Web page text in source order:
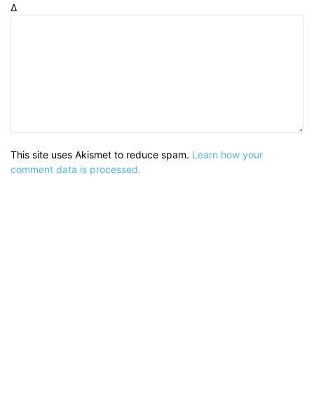
Δ
This site uses Akismet to reduce spam. Learn how your
comment data is processed.